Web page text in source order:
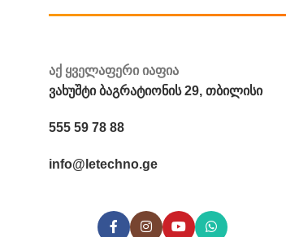
აქ ყველაფერი იაფია
ვახუშტი ბაგრატიონის 29, თბილისი
555 59 78 88
info@letechno.ge